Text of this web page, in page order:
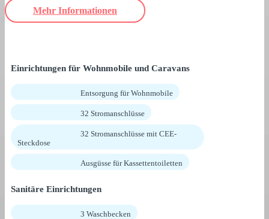
Mehr Informationen
Einrichtungen für Wohnmobile und Caravans
Entsorgung für Wohnmobile
32 Stromanschlüsse
32 Stromanschlüsse mit CEE-
Steckdose
Ausgüsse für Kassettentoiletten
Sanitäre Einrichtungen
3 Waschbecken